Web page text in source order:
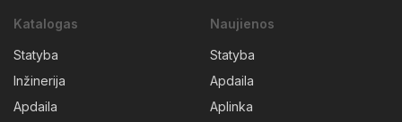
Katalogas
Statyba
Inžinerija
Apdaila
Naujienos
Statyba
Apdaila
Aplinka